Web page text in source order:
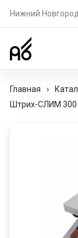
Нижний Новгород
Главная ›
Штрих-СЛИМ